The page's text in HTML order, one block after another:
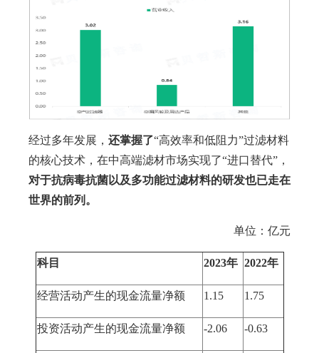
经过多年发展， 还掌握了“高效率和低阻力”过滤材料
的核心技术，在中高端滤材市场实现了“进口替代”，
对于抗病毒抗菌以及多功能过滤材料的研发也已走在
世界的前列。
单位：亿元
科目 2023年 2022年
经营活动产生的现金流量净额 1.15 1.75
投资活动产生的现金流量净额 -2.06 -0.63